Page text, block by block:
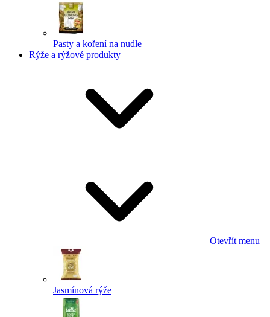
Pasty a koření na nudle
Rýže a rýžové produkty
Otevřít menu
Jasmínová rýže